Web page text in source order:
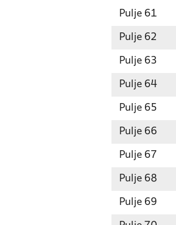
Pulje 61
Pulje 62
Pulje 63
Pulje 64
Pulje 65
Pulje 66
Pulje 67
Pulje 68
Pulje 69